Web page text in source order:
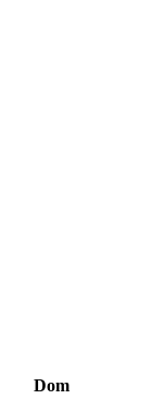
Dom